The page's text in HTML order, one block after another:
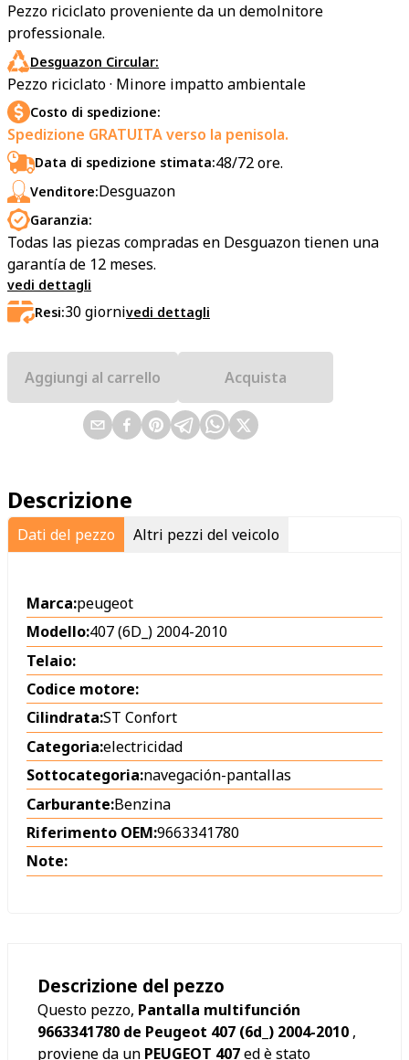
Pezzo riciclato proveniente da un demolnitore
professionale.
Desguazon Circular:
Pezzo riciclato · Minore impatto ambientale
Costo di spedizione:
Spedizione GRATUITA verso la penisola.
Data di spedizione stimata:48/72 ore.
Venditore:Desguazon
Garanzia:
Todas las piezas compradas en Desguazon tienen una
garantía de 12 meses.
vedi dettagli
Resi:30giornivedi dettagli
Aggiungi al carrello Acquista
Descrizione
Dati del pezzo Altri pezzi del veicolo
Marca:peugeot
Modello:407 (6D_) 2004-2010
Telaio:
Codice motore:
Cilindrata:ST Confort
Categoria:electricidad
Sottocategoria:navegación-pantallas
Carburante:Benzina
Riferimento OEM:9663341780
Note:
Descrizione del pezzo
Questo pezzo, Pantalla multifunción
9663341780 de Peugeot 407 (6d_) 2004-2010 ,
proviene da un PEUGEOT 407ed è stato